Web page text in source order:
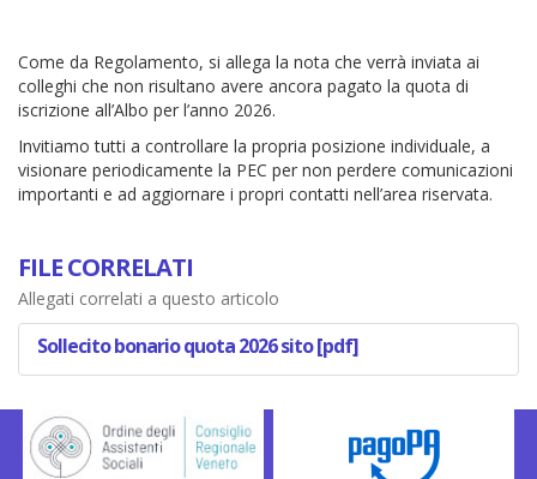
Come da Regolamento, si allega la nota che verrà inviata ai
colleghi che non risultano avere ancora pagato la quota di
iscrizione all’Albo per l’anno 2026.
Invitiamo tutti a controllare la propria posizione individuale, a
visionare periodicamente la PEC per non perdere comunicazioni
importanti e ad aggiornare i propri contatti nell’area riservata.
FILE CORRELATI
Allegati correlati a questo articolo
Sollecito bonario quota 2026 sito [pdf]